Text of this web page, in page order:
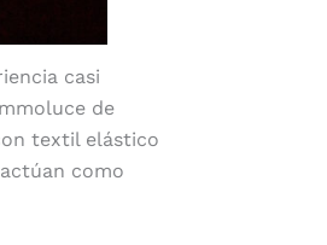
casi
de
textil elástico
como